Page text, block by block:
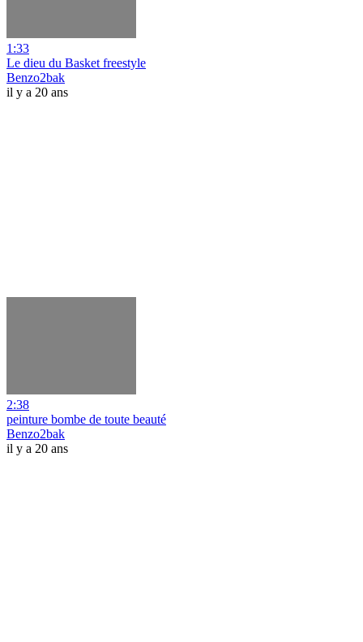
1:33
Le dieu du Basket freestyle
Benzo2bak
il y a 20 ans
2:38
peinture bombe de toute beauté
Benzo2bak
il y a 20 ans